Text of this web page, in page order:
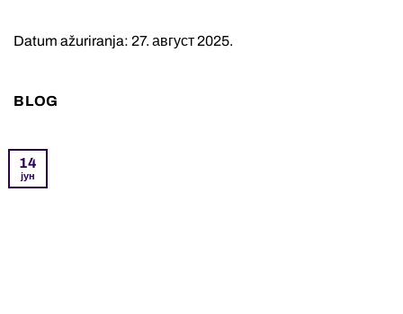
Datum ažuriranja: 27. август 2025.
BLOG
14
јун